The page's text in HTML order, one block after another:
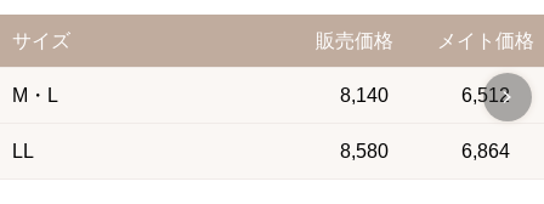
サイズ 販売価格 メイト価格
M・L 8,140 6,512
LL 8,580 6,864